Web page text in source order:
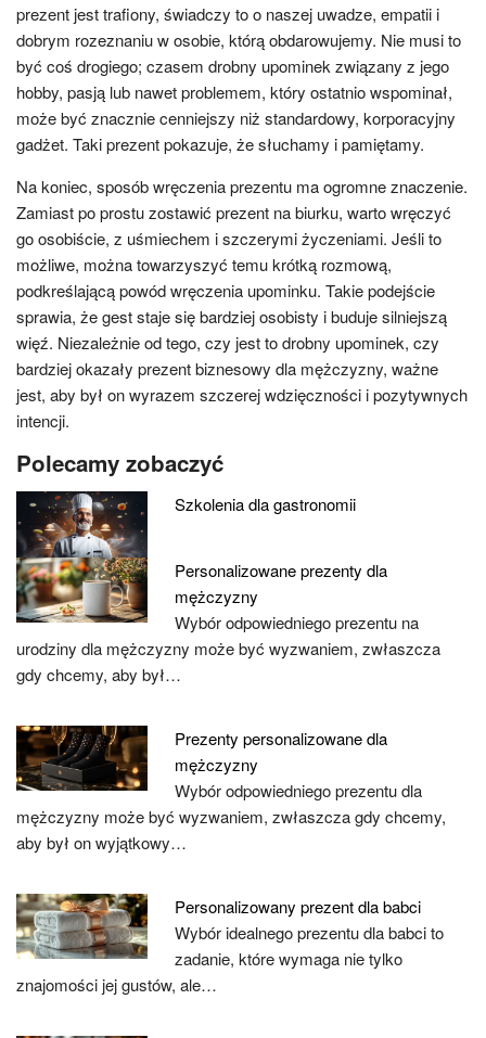
prezent jest trafiony, świadczy to o naszej uwadze, empatii i
dobrym rozeznaniu w osobie, którą obdarowujemy. Nie musi to
być coś drogiego; czasem drobny upominek związany z jego
hobby, pasją lub nawet problemem, który ostatnio wspominał,
może być znacznie cenniejszy niż standardowy, korporacyjny
gadżet. Taki prezent pokazuje, że słuchamy i pamiętamy.
Na koniec, sposób wręczenia prezentu ma ogromne znaczenie.
Zamiast po prostu zostawić prezent na biurku, warto wręczyć
go osobiście, z uśmiechem i szczerymi życzeniami. Jeśli to
możliwe, można towarzyszyć temu krótką rozmową,
podkreślającą powód wręczenia upominku. Takie podejście
sprawia, że gest staje się bardziej osobisty i buduje silniejszą
więź. Niezależnie od tego, czy jest to drobny upominek, czy
bardziej okazały prezent biznesowy dla mężczyzny, ważne
jest, aby był on wyrazem szczerej wdzięczności i pozytywnych
intencji.
Polecamy zobaczyć
Szkolenia dla gastronomii
Personalizowane prezenty dla
mężczyzny
Wybór odpowiedniego prezentu na
urodziny dla mężczyzny może być wyzwaniem, zwłaszcza
gdy chcemy, aby był…
Prezenty personalizowane dla
mężczyzny
Wybór odpowiedniego prezentu dla
mężczyzny może być wyzwaniem, zwłaszcza gdy chcemy,
aby był on wyjątkowy…
Personalizowany prezent dla babci
Wybór idealnego prezentu dla babci to
zadanie, które wymaga nie tylko
znajomości jej gustów, ale…